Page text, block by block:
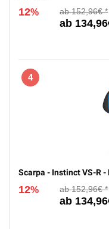
12% 152,96€
4
Scarpa - Instinct VS-R
12% 152,96€